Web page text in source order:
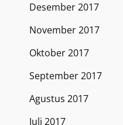
Desember 2017
November 2017
Oktober 2017
September 2017
Agustus 2017
Juli 2017